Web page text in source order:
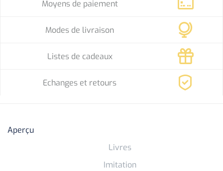
Moyens de paiement
Modes de livraison
Listes de cadeaux
Echanges et retours
Aperçu
Livres
Imitation